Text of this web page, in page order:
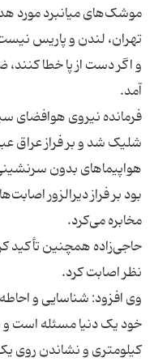
موشک‌های میانبرد مورد
تهران، لندن و پاریس
و اگر دست از پا خطا
فرمانده نیروی هوافضای
شلیک شد و بر فراز عراق
هواپیماهای بدون
بود بر فراز دیرالزور
حاجی‌زاده همچنین تأکید
وی افزود: شناسایی و
کیلومتری و نشاندن روی